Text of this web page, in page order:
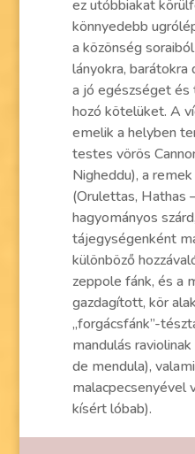
ez utóbbiakat
könnyedebb
a közönség
lányokra,
a jó egészséget
hozó kötelüket. A
emelik a helyben
testes vörös
Nigheddu), a
(Orulettas, Hathas
hagyományos
tájegységenként
különböző
zeppole fánk, és a
gazdagított, kör
„forgácsfánk”-
mandulás
de mendula),
malacpecsenyével
kísért lóbab).